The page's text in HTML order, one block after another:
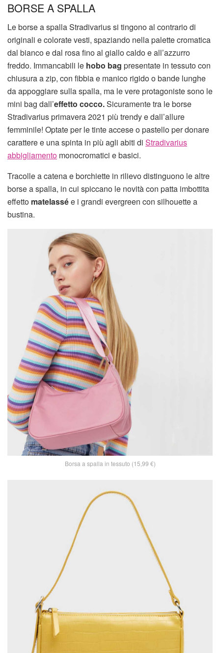
BORSE A SPALLA
Le borse a spalla Stradivarius si tingono al contrario di
originali e colorate vesti, spaziando nella palette cromatica
dal bianco e dal rosa fino al giallo caldo e all’azzurro
freddo. Immancabili le hobo bag presentate in tessuto con
chiusura a zip, con fibbia e manico rigido o bande lunghe
da appoggiare sulla spalla, ma le vere protagoniste sono le
mini bag dall’effetto cocco.Sicuramente tra le borse
Stradivarius primavera 2021 più trendy e dall’allure
femminile! Optate per le tinte accese o pastello per donare
carattere e una spinta in più agli abiti di Stradivarius
abbigliamento monocromatici e basici.
Tracolle a catena e borchiette in rilievo distinguono le altre
borse a spalla, in cui spiccano le novità con patta imbottita
effetto matelassée i grandi evergreen con silhouette a
bustina.
Borsa a spalla in tessuto (15,99 €)